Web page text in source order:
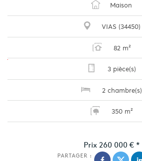
Maison
VIAS (34450)
82 m²
3 pièce(s)
2 chambre(s)
350 m²
Prix260 000 € *
PARTAGER :